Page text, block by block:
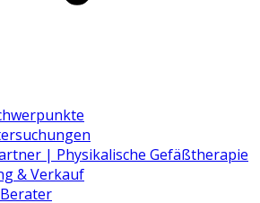
| Physikalische Gefäßtherapie
& Verkauf